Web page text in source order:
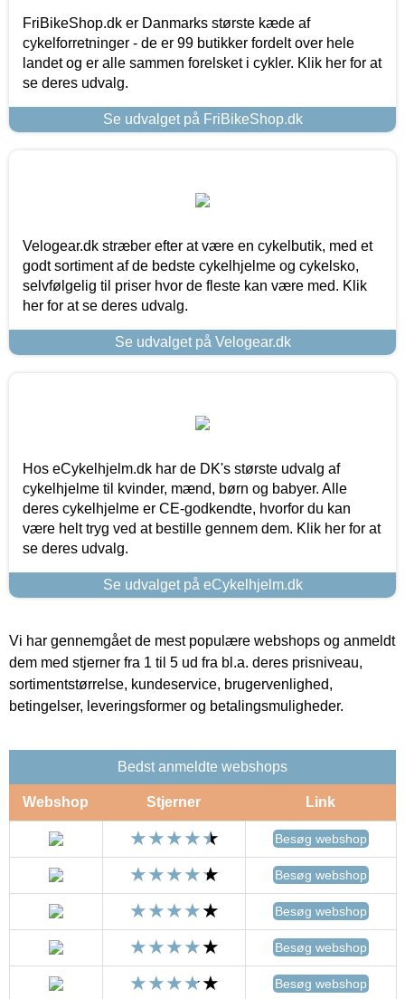
FriBikeShop.dk er Danmarks største kæde af
cykelforretninger - de er 99 butikker fordelt over hele
landet og er alle sammen forelsket i cykler. Klik her for at
se deres udvalg.
Se udvalget på FriBikeShop.dk
Velogear.dk stræber efter at være en cykelbutik, med et
godt sortiment af de bedste cykelhjelme og cykelsko,
selvfølgelig til priser hvor de fleste kan være med. Klik
her for at se deres udvalg.
Se udvalget på Velogear.dk
Hos eCykelhjelm.dk har de DK's største udvalg af
cykelhjelme til kvinder, mænd, børn og babyer. Alle
deres cykelhjelme er CE-godkendte, hvorfor du kan
være helt tryg ved at bestille gennem dem. Klik her for at
se deres udvalg.
Se udvalget på eCykelhjelm.dk
Vi har gennemgået de mest populære webshops og anmeldt
dem med stjerner fra 1 til 5 ud fra bl.a. deres prisniveau,
sortimentstørrelse, kundeservice, brugervenlighed,
betingelser, leveringsformer og betalingsmuligheder.
Bedst anmeldte webshops
Webshop Stjerner Link
Besøg webshop
Besøg webshop
Besøg webshop
Besøg webshop
Besøg webshop